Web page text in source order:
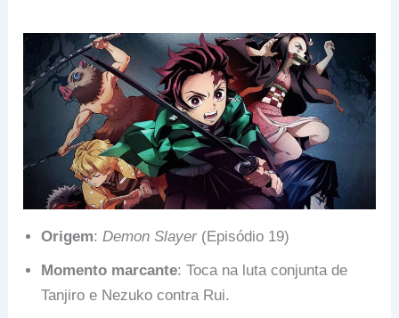
Origem:Demon Slayer (Episódio 19)
Momento marcante: Toca na luta conjunta de
Tanjiro e Nezuko contra Rui.